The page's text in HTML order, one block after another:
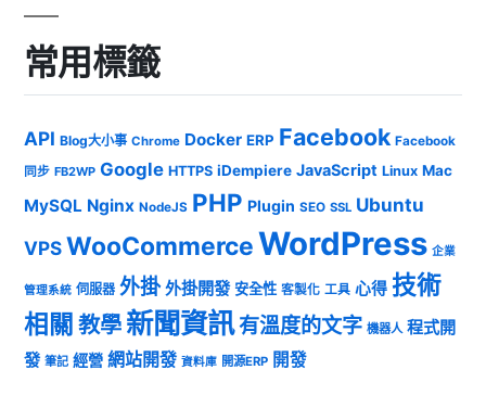
常用標籤
API Blog大小事 Chrome Docker ERP Facebook Facebook
同步 FB2WP Google HTTPS iDempiere JavaScript Linux Mac
MySQL Nginx NodeJS PHP Plugin SEO SSL Ubuntu
VPSWooCommerceWordPress 企業
管理系統 伺服器 外掛 外掛開發 安全性 客製化 工具 心得 技術
相關 教學 新聞資訊有溫度的文字 機器人 程式開
發 筆記 經營 網站開發 資料庫 開源ERP 開發